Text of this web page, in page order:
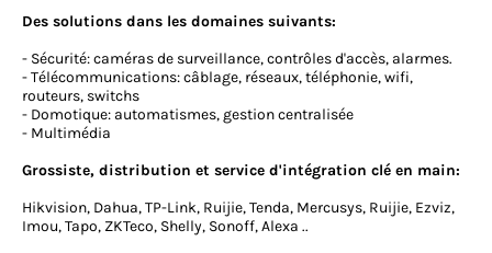
Des solutions dans les domaines suivants:
- Sécurité: caméras de surveillance, contrôles d'accès, alarmes.
- Télécommunications: câblage, réseaux, téléphonie, wifi,
routeurs, switchs
- Domotique: automatismes, gestion centralisée
- Multimédia
Grossiste, distribution et service d'intégration clé en main:
Hikvision, Dahua, TP-Link, Ruijie, Tenda, Mercusys, Ruijie, Ezviz,
Imou, Tapo, ZKTeco, Shelly, Sonoff, Alexa ..